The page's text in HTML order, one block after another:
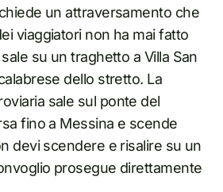
un attraversamento che
viaggiatori non ha mai fatto
su un traghetto a Villa San
dello stretto. La
sale sul ponte del
fino a Messina e scende
devi scendere e risalire su un
prosegue direttamente